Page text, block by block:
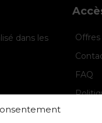
dans les
FAQ